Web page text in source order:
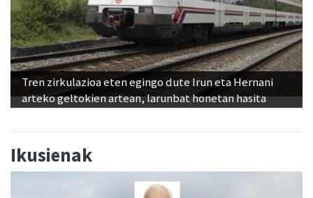
Tren zirkulazioa eten egingo dute Irun eta Hernani
arteko geltokien artean, larunbat honetan hasita
Ikusienak